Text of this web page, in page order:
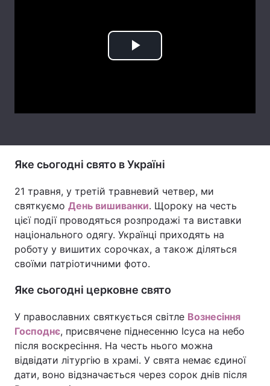
Думки
Вакансії
Тема оформлення
Play
Яке сьогодні свято в Україні
21 травня, у третій травневий четвер, ми
святкуємо День вишиванки. Щороку на честь
цієї події проводяться розпродажі та виставки
національного одягу. Українці приходять на
роботу у вишитих сорочках, а також діляться
своїми патріотичними фото.
Яке сьогодні церковне свято
У православних святкується світле Вознесіння
Господнє, присвячене піднесенню Ісуса на небо
після воскресіння. На честь нього можна
відвідати літургію в храмі. У свята немає єдиної
дати, воно відзначається через сорок днів після